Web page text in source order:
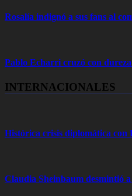
Rosalía indignó a sus fans al
Pablo Echarri cruzó con
INTERNACIONALES
Histórica crisis diplomática
Claudia Sheinbaum desmintió